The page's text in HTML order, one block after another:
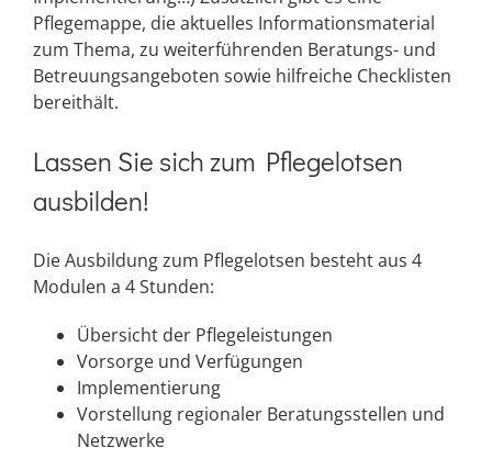
Pflegemappe, die aktuelles Informationsmaterial
zum Thema, zu weiterführenden Beratungs- und
Betreuungsangeboten sowie hilfreiche Checklisten
bereithält.
Lassen Sie sich zum Pflegelotsen
ausbilden!
Die Ausbildung zum Pflegelotsen besteht aus 4
Modulen a 4 Stunden:
Übersicht der Pflegeleistungen
Vorsorge und Verfügungen
Implementierung
Vorstellung regionaler Beratungsstellen und
Netzwerke